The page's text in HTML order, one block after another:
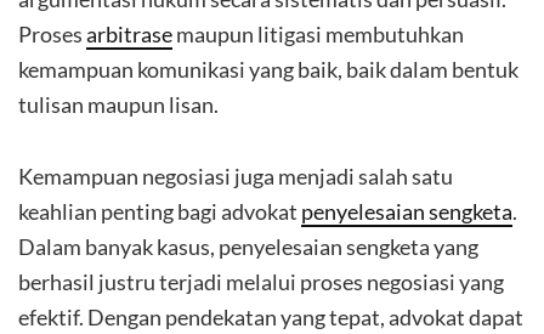
Prosesarbitrasemaupun litigasi membutuhkan
kemampuan komunikasi yang baik, baik dalam bentuk
tulisan maupun lisan.
Kemampuan negosiasi juga menjadi salah satu
keahlian penting bagi advokat penyelesaian sengketa.
Dalam banyak kasus, penyelesaian sengketa yang
berhasil justru terjadi melalui proses negosiasi yang
efektif. Dengan pendekatan yang tepat, advokat dapat